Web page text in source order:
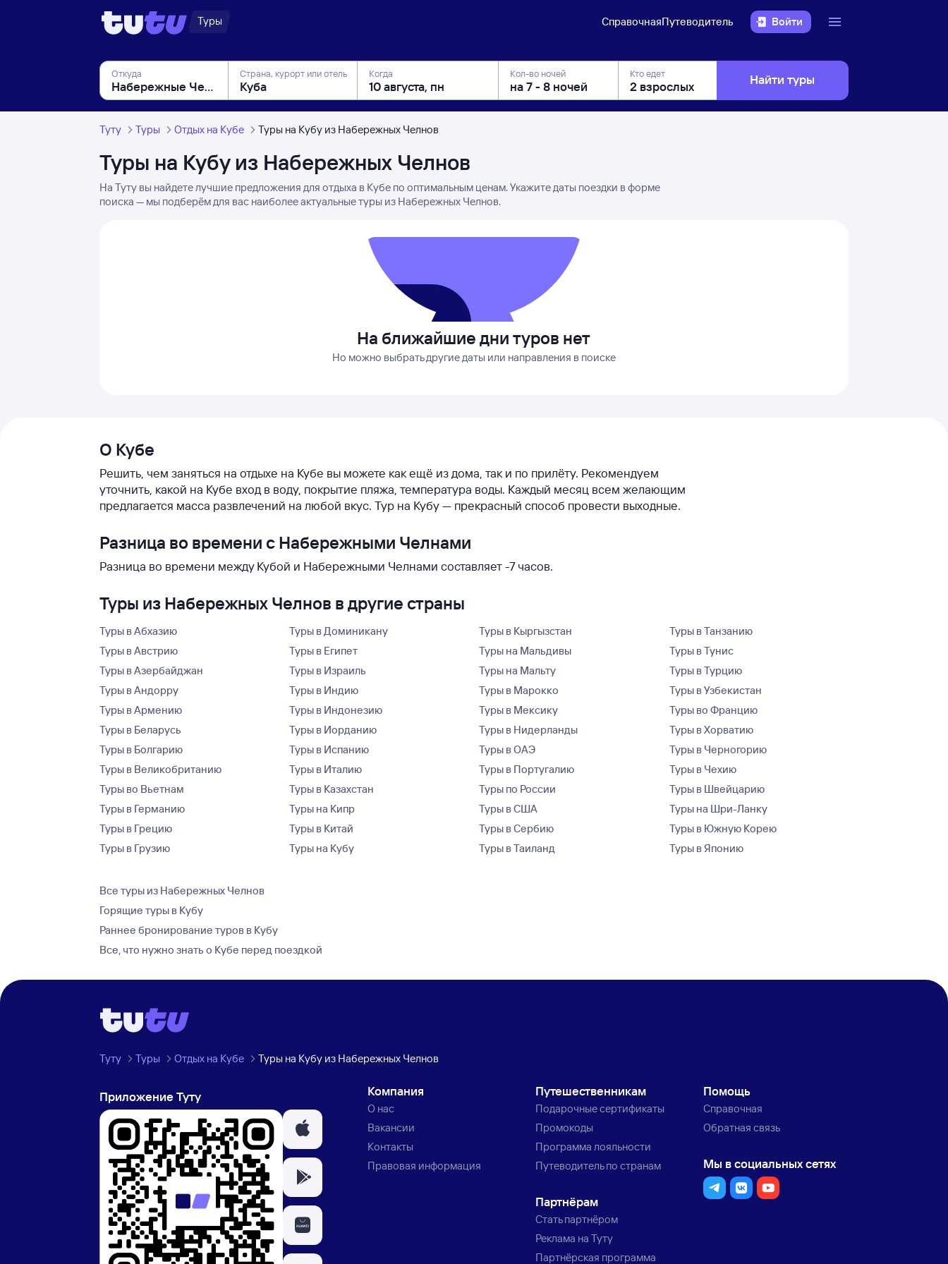
Туры СправочнаяПутеводитель Войти
Откуда Страна, курорт или отель Когда Кол-во ночей Кто едет Найти туры
Туту Туры Отдых на Кубе Туры на Кубу из Набережных Челнов
Туры на Кубу из Набережных Челнов
На Туту вы найдете лучшие предложения для отдыха в Кубе по оптимальным ценам. Укажите даты поездки в форме
поиска — мы подберём для вас наиболее актуальные туры из Набережных Челнов.
На ближайшие дни туров нет
Но можно выбрать другие даты или направления в поиске
О Кубе
Решить, чем заняться на отдыхе на Кубе вы можете как ещё из дома, так и по прилёту. Рекомендуем
уточнить, какой на Кубе вход в воду, покрытие пляжа, температура воды. Каждый месяц всем желающим
предлагается масса развлечений на любой вкус. Тур на Кубу — прекрасный способ провести выходные.
Разница во времени с Набережными Челнами
Разница во времени между Кубой и Набережными Челнами составляет -7 часов.
Туры из Набережных Челнов в другие страны
Туры в Абхазию
Туры в Австрию
Туры в Азербайджан
Туры в Андорру
Туры в Армению
Туры в Беларусь
Туры в Болгарию
Туры в Великобританию
Туры во Вьетнам
Туры в Германию
Туры в Грецию
Туры в Грузию
Туры в Доминикану
Туры в Египет
Туры в Израиль
Туры в Индию
Туры в Индонезию
Туры в Иорданию
Туры в Испанию
Туры в Италию
Туры в Казахстан
Туры на Кипр
Туры в Китай
Туры на Кубу
Туры в Кыргызстан
Туры на Мальдивы
Туры на Мальту
Туры в Марокко
Туры в Мексику
Туры в Нидерланды
Туры в ОАЭ
Туры в Португалию
Туры по России
Туры в США
Туры в Сербию
Туры в Таиланд
Туры в Танзанию
Туры в Тунис
Туры в Турцию
Туры в Узбекистан
Туры во Францию
Туры в Хорватию
Туры в Черногорию
Туры в Чехию
Туры в Швейцарию
Туры на Шри-Ланку
Туры в Южную Корею
Туры в Японию
Все туры из Набережных Челнов
Горящие туры в Кубу
Раннее бронирование туров в Кубу
Все, что нужно знать о Кубе перед поездкой
Туту Туры Отдых на Кубе Туры на Кубу из Набережных Челнов
Приложение Туту Компания
О нас
Вакансии
Контакты
Правовая информация
Путешественникам
Подарочные сертификаты
Промокоды
Программа лояльности
Путеводитель по странам
Партнёрам
Стать партнёром
Реклама на Туту
Партнёрская программа
Помощь
Справочная
Обратная связь
Мы в социальных сетях